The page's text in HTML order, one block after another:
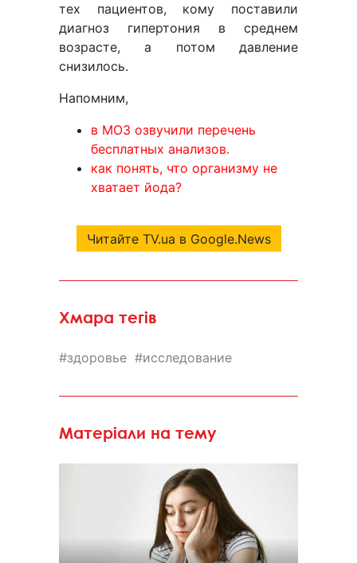
тех пациентов, кому поставили
диагноз гипертония в среднем
возрасте, а потом давление
снизилось.
Напомним,
в МОЗ озвучили перечень
бесплатных анализов.
как понять, что организму не
хватает йода?
Читайте TV.ua в Google.News
Хмара тегів
здоровье исследование
Матеріали на тему